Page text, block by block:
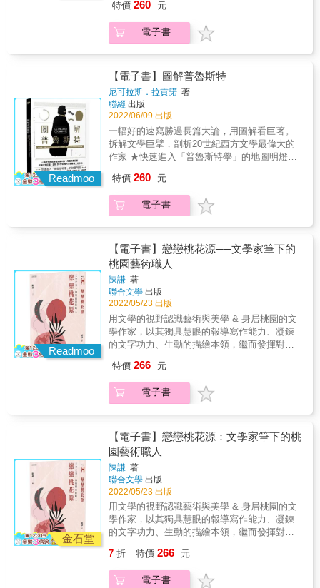
作沖淡情緒，親人之死催生經典悲劇 小姨兼知
過寫作發洩心中苦悶，完成了經典的悲劇《老
古玩店》（The Old Curiosity Shop），他將自
己對瑪麗的情感傾注在故事中善良可愛卻命運
悲慘的小奈爾身上，他沒有讓結局皆大歡喜，
而是將心碎傳達給讀者，同時也讓瑪麗用另一
種方式活了下來。 & ▎只要產出便是名作，紙
鈔上的傳奇作家 凡有作品必轟動，《孤雛淚》
（Oliver Twist）、《塊肉餘生記》（David
Copperfield）、《雙城記》（A Tale of Two
Cities）直至現在都還是經典，狄更斯是西方不
可不知的文學巨擘。熱愛朗誦的他，在英美巡
迴演出後積勞成疾逝世，為了紀念其才華與文
學貢獻，狄更斯的臉與作品被印在英鎊上整整
二十年。 & 本書特色 & 狄更斯是維多利亞時代
享譽國際的小說家、文學家，他的追夢之路雖
無甚波折，卻用他的筆寫出底層百姓的生活苦
帶來希望。本書為您介紹連英國女王都愛不釋
手的小說家、西方文學泰斗狄更斯的傳奇一
生。 &
婚伊始，經濟並不寬裕，經歷了一段共患難的
日子。隨著林語堂文名遠播為他帶來了巨額的
經濟收入，一家人過上了富足的日子。但名利
月的流逝，他們成了老情人，內心深處的感情
卻歷久彌新。 ▎林氏幽默，幽默愈幽愈默而愈
妙 在我們眼裡平庸而又瑣碎的事情， 從他的角
度來看都具備了原始而質樸的幽默感。 ◎談自
己心目中的理想生活 「世界大同的理想生活，
就是住在英國的鄉村，屋子裡安裝有美國的水
電煤氣管子，有個中國廚子，有個日本太太，
樂此不疲 在哥倫比亞大學講演時，有位學生提
問：「難道美國就沒有一樣東西比中國好
嗎？」林笑答：「有，你們美國的馬桶就比中
到一定境界時，與人對決，發出看似軟綿綿的
一拳後，對手往往如受千鈞之力，五臟六腑瞬
時翻江倒海。 ▎為師不尊，打造下午茶式課堂
他為你上的第一堂課，是教你如何在課堂上吃
花生米， 他為你上的最後一堂課，是把你叫去
相面，從而決定你的學業成績。 林語堂曾兼任
了一年的英文教師。在第一節課上，他拿著一
大包帶殼花生分給班上學生。學生們面面相
覷，沒人敢帶頭剝花生。林語堂道：「花生米
又叫長生果。諸君第一天上課，請吃我的長生
諸君吃了長生果，更有長性子，不要逃學，則
幸甚幸甚，三生有幸。」學生們聽了林語堂的
話都哈哈大笑，課堂上剝花生和嚼花生的聲音
意足地宣布：「今天的課就是這樣，下課！」
說完，頭也不回地走了&hellip;&hellip; ▎率性
而活，唯我獨尊的睡覺藝術 在朋友家以越舒服
的姿勢坐在躺椅上， 越是在對這個朋友表示最
大的恭敬！ 林語堂一直在鼓勵我們以一種最舒
服的姿勢生活在這個世界上，而他自己就是這
麼做的，這也是他「率性」精神最好的詮釋。
此外，林語堂描述最佳的睡覺姿勢是蜷腿側臥
臂或一臂擱在頭的後面。他認為這種姿勢可以
科學家都作出劃時代的發明。 本書特色 本書是
世紀最偉大的小說 沒讀過沒關係，真的可以先
從這本開始！ 如果讀過《追憶似水年華》，這
本書請直接買回家。 《追憶似水年華》的深廣
電腦圖學、曲線、圖表，拉回我們的高度，方
能看出其中的浩瀚無垠。&mdash;&mdash;蒂
埃里．拉傑（法國作家） 法國文豪普魯斯特的
大作究竟賣出多少萬本？他的小說被翻譯成多
少種語言？他的書櫃裡擺的都是什麼書？他不
但寫作還非常熱衷股票和投機操作？他是文學
史上數一數二愛濫用藥物之人？七冊大作《追
憶似水年年華》到底有多少萬字？大名鼎鼎的
普魯斯特問卷竟然跟他本人沒太多關聯？想試
肯定沒讀完《追憶逝水年華》，但應該都耳聞
過這部傳世經典的威名以及作者馬塞爾・普魯
斯特的大名。在這本《圖解普魯斯特》裡，作
據化的資訊，搭配統計圖表與設計圖像，輔以
文字解說；使讀者們輕易理解普魯斯特與他所
處時代的法國社會，並更近一步掌握《追憶逝
水年華》的關鍵情節和內容要點，更體現「後
普魯斯特」時代的各種文化現象和影響。 2022
年適逢普魯斯特辭世百年，說不定讀完本書
後，你也會許下花費130小時挑戰閱讀《追憶逝
水年華》的雄心壯志。而已經閱讀過《追憶逝
閱讀的趣味之書。 本書特色 ☆普魯斯特．逝世
百年紀念☆ ★圖文表格，資料統計，一目瞭然
★ ☆黑金雙色，特殊印刷☆ ★專研普魯斯特之
家） 焦元溥（知名樂評家、作家） &
特價 260 元
電子書
Readmoo
【電子書】圖解普魯斯特
尼可拉斯．拉貢諾 著
聯經 出版
2022/06/09 出版
一幅好的速寫勝過長篇大論，用圖解看巨著。
拆解文學巨擘，剖析20世紀西方文學最偉大的
作家 ★快速進入「普魯斯特學」的地圖明燈★
世紀最偉大的小說 沒讀過沒關係，真的可以先
從這本開始！ 如果讀過《追憶似水年華》，這
本書請直接買回家。 《追憶似水年華》的深廣
電腦圖學、曲線、圖表，拉回我們的高度，方
能看出其中的浩瀚無垠。&mdash;&mdash;蒂
埃里．拉傑（法國作家） 法國文豪普魯斯特的
大作究竟賣出多少萬本？他的小說被翻譯成多
少種語言？他的書櫃裡擺的都是什麼書？他不
但寫作還非常熱衷股票和投機操作？他是文學
史上數一數二愛濫用藥物之人？七冊大作《追
憶似水年年華》到底有多少萬字？大名鼎鼎的
普魯斯特問卷竟然跟他本人沒太多關聯？想試
試「普魯斯特的瑪德蓮」食譜配方嗎？ 多數人
過這部傳世經典的威名以及作者馬塞爾・普魯
斯特的大名。在這本《圖解普魯斯特》裡，作
者作為普魯斯特的頭號粉絲之一，透過大量數
文字解說；使讀者們輕易理解普魯斯特與他所
處時代的法國社會，並更近一步掌握《追憶逝
水年華》的關鍵情節和內容要點，更體現「後
普魯斯特」時代的各種文化現象和影響。 2022
年適逢普魯斯特辭世百年，說不定讀完本書
後，你也會許下花費130小時挑戰閱讀《追憶逝
水年華》的雄心壯志。而已經閱讀過《追憶逝
水年華》的讀者，這本書就是回應那連番追逐
百年紀念☆ ★圖文表格，資料統計，一目瞭然
★ ☆黑金雙色，特殊印刷☆ ★專研普魯斯特之
編輯、譯者、作家集大成之作★ 心動推薦 王聰
特價 260 元
電子書
Readmoo
【電子書】戀戀桃花源──文學家筆下的
桃園藝術職人
陳謙 著
聯合文學 出版
2022/05/23 出版
用文學的視野認識藝術與美學 & 身居桃園的文
學作家，以其獨具慧眼的報導寫作能力、凝鍊
的文字功力、生動的描繪本領，繼而發揮對桃
藝術家各類藝術創作的創意、智慧、動機、技
能、品味，以及對生命與生活的見解、態度，
期能展現當藝術家的創作遇上文學家的思維，
靈魂，進而披露桃園文學家遇上藝術家所能產
生，使人驚豔的藝術與文學的粲然花火。發現
桃園藝術文學的花團錦簇，就在《戀戀桃花
源：文學家筆下的桃園藝術職人》一書當中。
&
特價 266 元
電子書
金石堂
【電子書】戀戀桃花源：文學家筆下的桃
園藝術職人
陳謙 著
聯合文學 出版
2022/05/23 出版
用文學的視野認識藝術與美學 & 身居桃園的文
學作家，以其獨具慧眼的報導寫作能力、凝鍊
的文字功力、生動的描繪本領，繼而發揮對桃
藝術家各類藝術創作的創意、智慧、動機、技
能、品味，以及對生命與生活的見解、態度，
期能展現當藝術家的創作遇上文學家的思維，
7 折 特價 266 元
電子書